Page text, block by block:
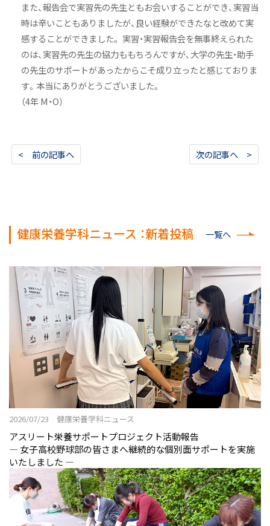
また、報告会で実習先の先生ともお会いすることができ、実習当
時は辛いこともありましたが、良い経験ができたなと改めて実
感することができました。 実習・実習報告会を無事終えられた
のは、実習先の先生の協力ももちろんですが、大学の先生・助手
の先生のサポートがあったからこそ成り立ったと感じておりま
す。本当にありがとうございました。
（4年 M・O）
< 前の記事へ 次の記事へ >
健康栄養学科ニュース ：新着投稿 一覧へ
2026/07/23 健康栄養学科ニュース
アスリート栄養サポートプロジェクト活動報告
― 女子高校野球部の皆さまへ継続的な個別面サポートを実施
いたしました ―